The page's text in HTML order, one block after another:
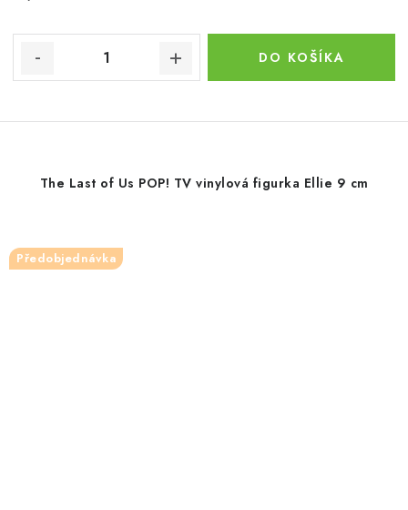
DO KOŠÍKA
The Last of Us POP! TV vinylová figurka Ellie 9 cm
Předobjednávka